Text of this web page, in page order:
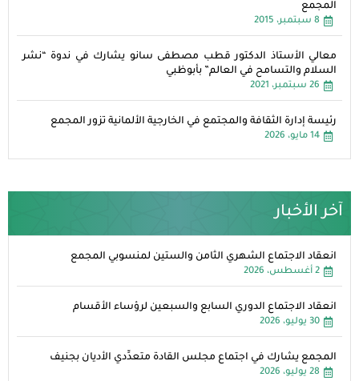
المجمع
8 سبتمبر، 2015
معالي الأستاذ الدكتور قطب مصطفى سانو يشارك في ندوة “نشر
السلام والتسامح في العالم” بأبوظبي
26 سبتمبر، 2021
رئيسة إدارة الثقافة والمجتمع في الخارجية الألمانية تزور المجمع
14 مايو، 2026
آخر الأخبار
انعقاد الاجتماع الشهري الثامن والستين لمنسوبي المجمع
2 أغسطس، 2026
انعقاد الاجتماع الدوري السابع والسبعين لرؤساء الأقسام
30 يوليو، 2026
المجمع يشارك في اجتماع مجلس القادة متعدِّدي الأديان بجنيف
28 يوليو، 2026